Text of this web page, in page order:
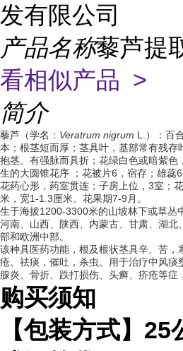
发有限公司
产品名称藜芦提
看相似产品 >
简介
藜芦（学名： Veratrum nigrum L.）：百
本；根茎短而厚；茎具叶，基部常有残存
抱茎。有强脉而具折；花绿白色或暗紫色
生的大圆锥花序 ；花被片6，宿存；雄蕊
花药心形，药室贯连；子房上位，3室；
米，宽1-1.3厘米。花果期7-9月。
生于海拔1200-3300米的山坡林下或草丛
河南、山西、陕西、内蒙古、甘肃、湖
部和欧洲中部。
该种具医药功能，根及根状茎具辛、苦，
疮。祛痰，催吐，杀虫。用于治疗中风
腺炎、骨折、跌打损伤、头癣、疥疮等症
购买须知
【包装方式】 25